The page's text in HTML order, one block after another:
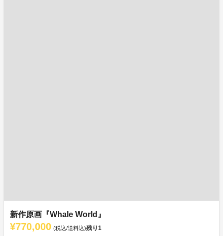
新作原画『Whale World』
¥770,000 (税込/送料込)残り1